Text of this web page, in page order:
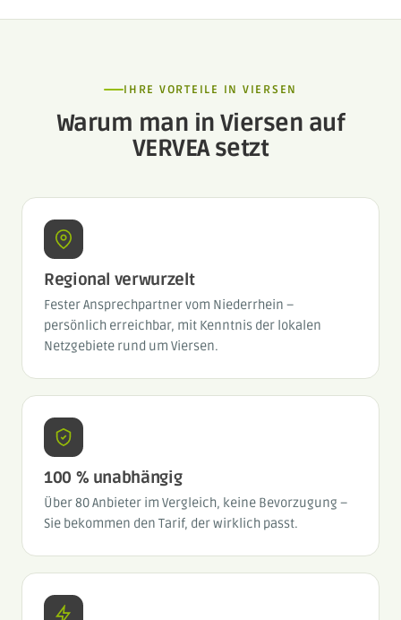
IHRE VORTEILE IN VIERSEN
Warum man in Viersen auf
VERVEA setzt
Regional verwurzelt
Fester Ansprechpartner vom Niederrhein –
persönlich erreichbar, mit Kenntnis der lokalen
Netzgebiete rund um Viersen.
100 % unabhängig
Über 80 Anbieter im Vergleich, keine Bevorzugung –
Sie bekommen den Tarif, der wirklich passt.